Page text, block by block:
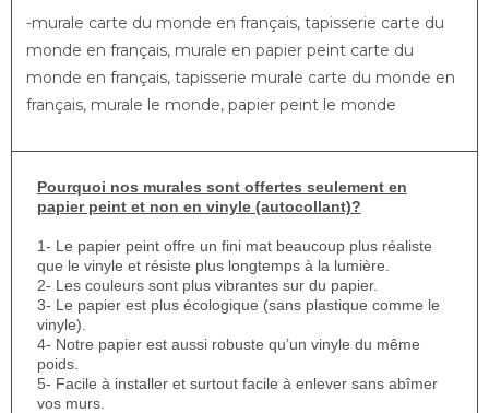
-murale carte du monde en français, tapisserie carte du
monde en français, murale en papier peint carte du
monde en français, tapisserie murale carte du monde en
français, murale le monde, papier peint le monde
Pourquoi nos murales sont offertes seulement en
papier peint et non en vinyle (autocollant)?
1- Le papier peint offre un fini mat beaucoup plus réaliste
que le vinyle et résiste plus longtemps à la lumière.
2- Les couleurs sont plus vibrantes sur du papier.
3- Le papier est plus écologique (sans plastique comme le
vinyle).
4- Notre papier est aussi robuste qu’un vinyle du même
poids.
5- Facile à installer et surtout facile à enlever sans abîmer
vos murs.